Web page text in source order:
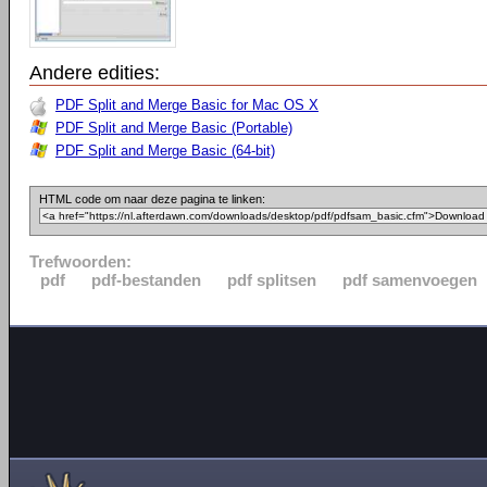
Andere edities:
PDF Split and Merge Basic for Mac OS X
PDF Split and Merge Basic (Portable)
PDF Split and Merge Basic (64-bit)
HTML code om naar deze pagina te linken:
Trefwoorden:
pdf
pdf-bestanden pdf splitsen pdf samenvoegen